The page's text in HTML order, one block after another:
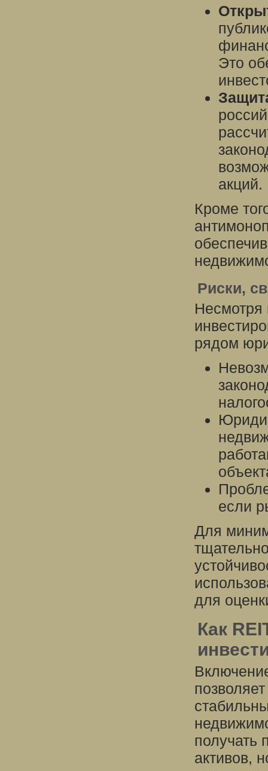
Это
акций.
Кроме
Риски,
Несмотря
рядом
если
Для
для
Как
получать
активов,